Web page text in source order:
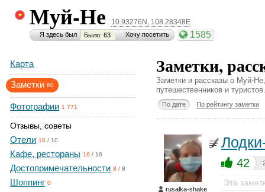
Муй-Не 10.93276N, 108.28348E
Я здесь был Было: 63 Хочу посетить 1585
Карта
Заметки 60
Фотографии 1 771
Отзывы, советы
Отели 10 / 10
Кафе, рестораны 16 / 16
Достопримечательности 8 / 8
Шоппинг 0
Заметки,
Заметки и рассказы о Муй-
путешественников и
По дате По рейтингу заметки
rusalka-shake
42
Эта
Button